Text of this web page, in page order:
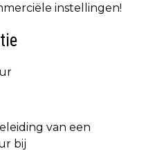
instellingen!
van een
bij